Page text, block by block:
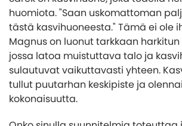
huomiota. "Saan uskomattoman
tästä kasvihuoneesta." Tämä ei ole
Magnus on luonut tarkkaan
jossa latoa muistuttava talo ja
sulautuvat vaikuttavasti yhteen.
tullut puutarhan keskipiste ja
kokonaisuutta.